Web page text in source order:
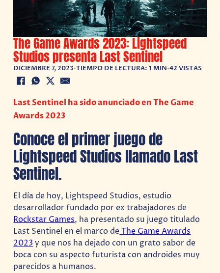
The Game Awards 2023: Lightspeed
Studios presenta Last Sentinel
DICIEMBRE 7, 2023•TIEMPO DE LECTURA: 1 MIN•42 VISTAS
Last Sentinel ha sido anunciado en The Game
Awards 2023
Conoce el primer juego de
Lightspeed Studios llamado Last
Sentinel.
El día de hoy, Lightspeed Studios, estudio
desarrollador fundado por ex trabajadores de
Rockstar Games, ha presentado su juego titulado
Last Sentinel en el marco deThe Game Awards
2023y que nos ha dejado con un grato sabor de
boca con su aspecto futurista con androides muy
parecidos a humanos.